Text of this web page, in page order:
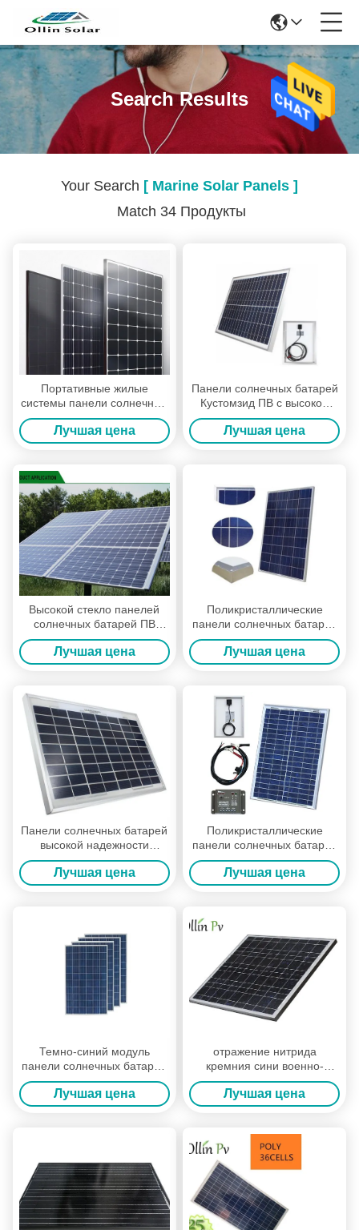
Search Results
Your Search [ Marine Solar Panels ]
Match 34 Продукты
Портативные жилые
системы панели солнечных
батарей/морские панели
солнечных батарей
ДК1000В
Лучшая цена
Панели солнечных батарей
Кустомзид ПВ с высокой
эффективностью
преобразования 17%
модуля
Лучшая цена
Высокой стекло панелей
солнечных батарей ПВ
тумана соли устойчивой
высокой закаленное
передачей
Лучшая цена
Поликристаллические
панели солнечных батарей
ПВ кремния для солнечного
сада освещая 6*12
Лучшая цена
Панели солнечных батарей
высокой надежности
острые, водоустойчивые
панели солнечной энергии
Лучшая цена
Поликристаллические
панели солнечных батарей
ПВ кремния с долгосрочной
стабильностью выхода
Лучшая цена
Темно-синий модуль
панели солнечных батарей
цвета/закалил стеклянную
систему панели солнечных
батарей
Лучшая цена
отражение нитрида
кремния сини военно-
морского флота панелей
солнечных батарей 12В ПВ
хорошо пропорциональное
Лучшая цена